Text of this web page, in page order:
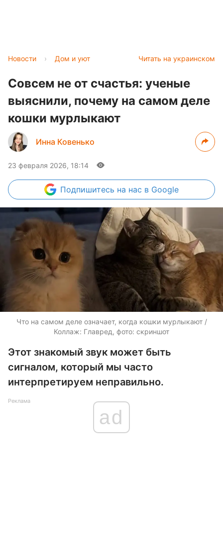
Читать на украинском
Новости › Дом и уют
Совсем не от счастья: ученые
выяснили, почему на самом деле
кошки мурлыкают
Инна Ковенько
23 февраля 2026, 18:14
Подпишитесь на нас в Google
Что на самом деле означает, когда кошки мурлыкают /
Коллаж: Главред, фото: скриншот
Этот знакомый звук может быть
сигналом, который мы часто
интерпретируем неправильно.
Реклама
ad